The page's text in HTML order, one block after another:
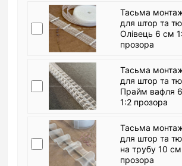
Тасьма
для штор та
Олівець 6 см
прозора
Тасьма
для штор та
Прайм вафля
1:2 прозора
Тасьма
для штор та
на трубу 10 см
прозора